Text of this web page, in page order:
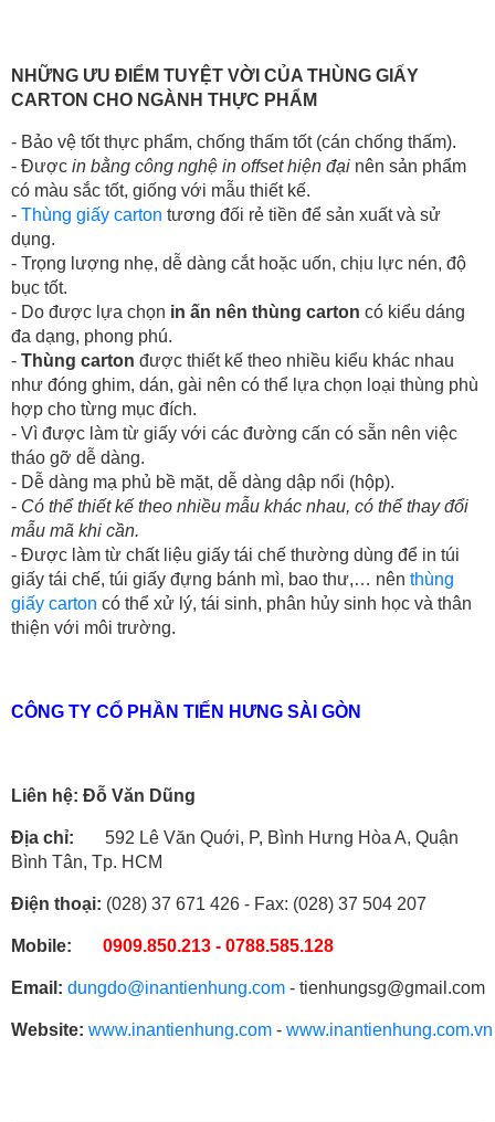
NHỮNG ƯU ĐIỂM TUYỆT VỜI CỦA THÙNG GIẤY
CARTON CHO NGÀNH THỰC PHẨM
- Bảo vệ tốt thực phẩm, chống thấm tốt (cán chống thấm).
- Được in bằng công nghệ in offset hiện đại nên sản phẩm
có màu sắc tốt, giống với mẫu thiết kế.
- Thùng giấy carton tương đối rẻ tiền để sản xuất và sử
dụng.
- Trọng lượng nhẹ, dễ dàng cắt hoặc uốn, chịu lực nén, độ
bục tốt.
- Do được lựa chọn in ấn nên thùng carton có kiểu dáng
đa dạng, phong phú.
- Thùng carton được thiết kế theo nhiều kiểu khác nhau
như đóng ghim, dán, gài nên có thể lựa chọn loại thùng phù
hợp cho từng mục đích.
- Vì được làm từ giấy với các đường cấn có sẵn nên việc
tháo gỡ dễ dàng.
- Dễ dàng mạ phủ bề mặt, dễ dàng dập nổi (hộp).
- Có thể thiết kế theo nhiều mẫu khác nhau, có thể thay đổi
mẫu mã khi cần.
- Được làm từ chất liệu giấy tái chế thường dùng để in túi
giấy tái chế, túi giấy đựng bánh mì, bao thư,… nên thùng
giấy carton có thể xử lý, tái sinh, phân hủy sinh học và thân
thiện với môi trường.
CÔNG TY CỔ PHẦN TIẾN HƯNG SÀI GÒN
Liên hệ: Đỗ Văn Dũng
Địa chỉ: 592 Lê Văn Quới, P, Bình Hưng Hòa A, Quận
Bình Tân, Tp. HCM
Điện thoại: (028) 37 671 426 - Fax: (028) 37 504 207
Mobile: 0909.850.213 - 0788.585.128
Email: dungdo@inantienhung.com - tienhungsg@gmail.com
Website: www.inantienhung.com - www.inantienhung.com.vn